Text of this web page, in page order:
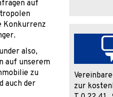
auf
Konkurrenz
also,
auf unserem
zu
auch der
zur